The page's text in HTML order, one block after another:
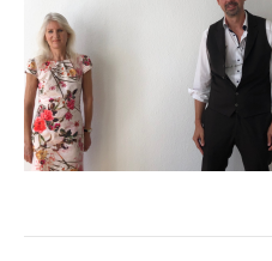
Gast Natascha Bruns
Moderation: Rudolf Arnold